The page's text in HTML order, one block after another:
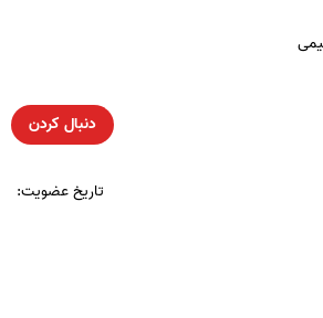
دنبال کردن
تاریخ عضویت: